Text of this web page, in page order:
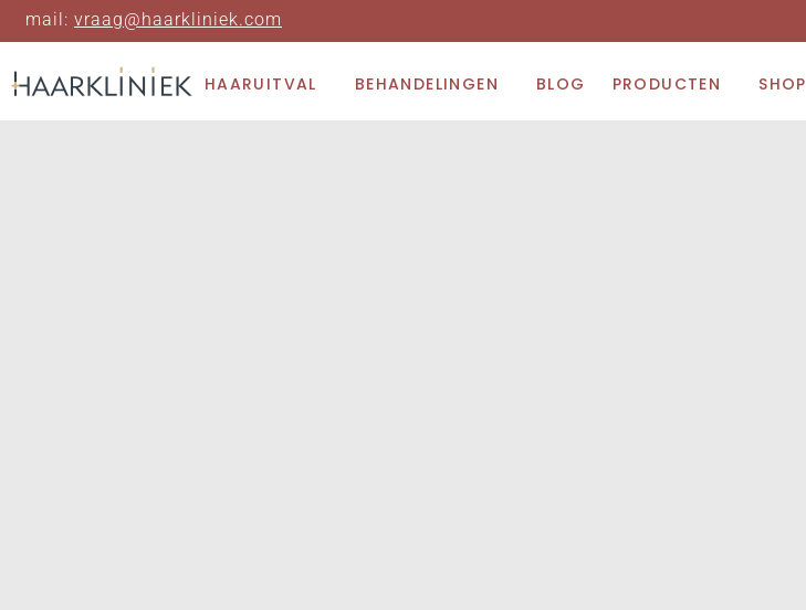
mail: vraag@haarkliniek.com
HAARUITVAL BEHANDELINGEN BLOG PRODUCTEN SHOP